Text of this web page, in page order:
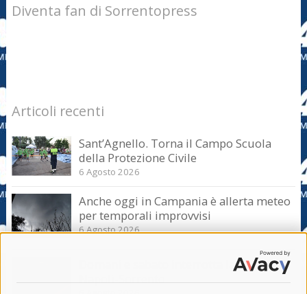
Diventa fan di Sorrentopress
Articoli recenti
Sant’Agnello. Torna il Campo Scuola
della Protezione Civile
6 Agosto 2026
Anche oggi in Campania è allerta meteo
per temporali improvvisi
6 Agosto 2026
Domani e sabato interrotta la linea Eav
Napoli-Sorrento